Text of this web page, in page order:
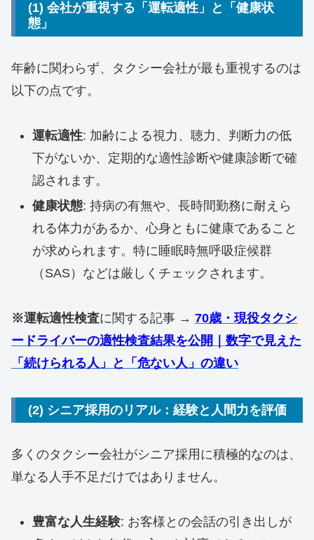
(1) 会社が重視する「運転適性」と「健康状
態」
年齢に関わらず、タクシー会社が最も重視するのは
以下の点です。
運転適性: 加齢による視力、聴力、判断力の低
下がないか、定期的な適性診断や健康診断で確
認されます。
健康状態: 持病の有無や、長時間勤務に耐えら
れる体力があるか、心身ともに健康であること
が求められます。特に睡眠時無呼吸症候群
（SAS）などは厳しくチェックされます。
※運転適性検査に関する記事 → 70歳・現役タクシ
ードライバーの適性検査結果を公開｜数字で見えた
「続けられる人」と「危ない人」の違い
(2) シニア採用のリアル：経験と人間力を評価
多くのタクシー会社がシニア採用に積極的なのは、
単なる人手不足だけではありません。
豊富な人生経験: お客様との会話の引き出しが